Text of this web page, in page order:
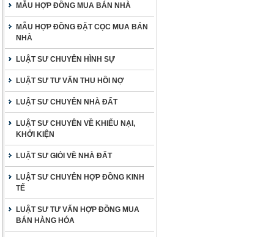
MẪU HỢP ĐỒNG MUA BÁN NHÀ
MẪU HỢP ĐỒNG ĐẶT CỌC MUA BÁN
NHÀ
LUẬT SƯ CHUYÊN HÌNH SỰ
LUẬT SƯ TƯ VẤN THU HỒI NỢ
LUẬT SƯ CHUYÊN NHÀ ĐẤT
LUẬT SƯ CHUYÊN VỀ KHIẾU NẠI,
KHỞI KIỆN
LUẬT SƯ GIỎI VỀ NHÀ ĐẤT
LUẬT SƯ CHUYÊN HỢP ĐỒNG KINH
TẾ
LUẬT SƯ TƯ VẤN HỢP ĐỒNG MUA
BÁN HÀNG HÓA